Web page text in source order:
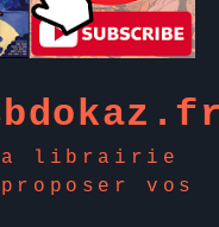
la librairie
vos